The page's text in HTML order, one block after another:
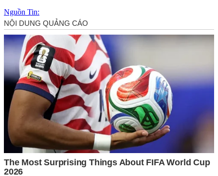
Nguồn Tin: